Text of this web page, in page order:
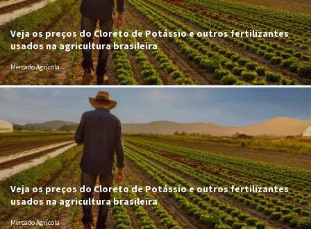
Veja os preços do Cloreto de Potássio e outros fertilizantes
usados na agricultura brasileira
Mercado Agrícola
Veja os preços do Cloreto de Potássio e outros fertilizantes
usados na agricultura brasileira
Mercado Agrícola